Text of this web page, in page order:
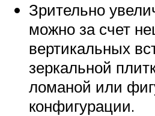
Зрительно
можно за счет
вертикальных
зеркальной
ломаной или
конфигурации.